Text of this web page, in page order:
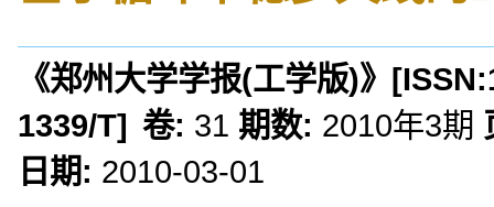
《郑州大学学报(工学版)》 [ISSN:
1339/T] 卷: 31 期数: 2010年3期
日期: 2010-03-01